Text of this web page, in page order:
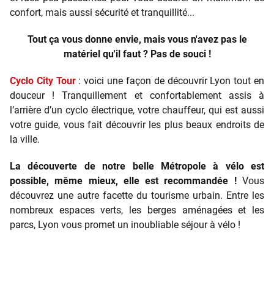
confort, mais aussi sécurité et tranquillité...
Tout ça vous donne envie, mais vous n'avez pas le
matériel qu'il faut ? Pas de souci !
Cyclo City Tour: voici une façon de découvrir Lyon tout en
douceur ! Tranquillement et confortablement assis à
l’arrière d’un cyclo électrique, votre chauffeur, qui est aussi
votre guide, vous fait découvrir les plus beaux endroits de
la ville.
La découverte de notre belle Métropole à vélo est
possible, même mieux, elle est recommandée !Vous
découvrez une autre facette du tourisme urbain. Entre les
nombreux espaces verts, les berges aménagées et les
parcs, Lyon vous promet un inoubliable séjour à vélo !